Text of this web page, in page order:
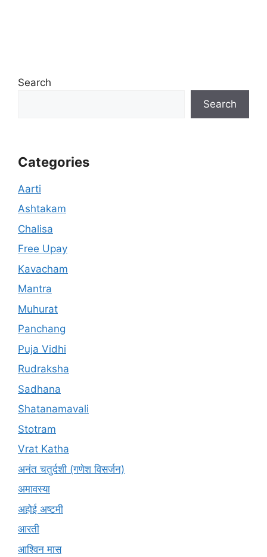
Search
Search
Categories
Aarti
Ashtakam
Chalisa
Free Upay
Kavacham
Mantra
Muhurat
Panchang
Puja Vidhi
Rudraksha
Sadhana
Shatanamavali
Stotram
Vrat Katha
अनंत चतुर्दशी (गणेश विसर्जन)
अमावस्या
अहोई अष्टमी
आरती
आश्विन मास